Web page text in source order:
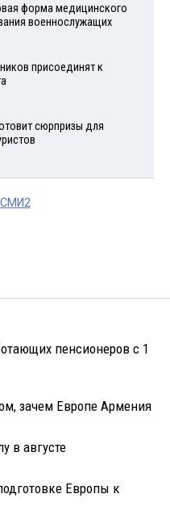
форма медицинского
военнослужащих
присоединят к
сюрпризы для
пенсионеров с 1
зачем Европе Армения
в августе
Европы к